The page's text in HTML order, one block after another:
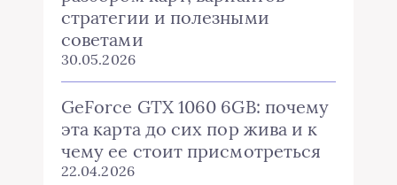
стратегии и полезными
советами
30.05.2026
GeForce GTX 1060 6GB: почему
эта карта до сих пор жива и к
чему ее стоит присмотреться
22.04.2026